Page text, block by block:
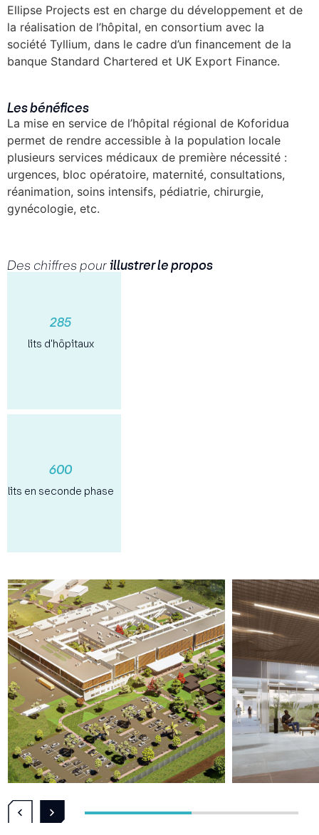
Ellipse Projects est en charge du développement et de
la réalisation de l’hôpital, en consortium avec la
société Tyllium, dans le cadre d’un financement de la
banque Standard Chartered et UK Export Finance.
Les bénéfices
La mise en service de l’hôpital régional de Koforidua
permet de rendre accessible à la population locale
plusieurs services médicaux de première nécessité :
urgences, bloc opératoire, maternité, consultations,
réanimation, soins intensifs, pédiatrie, chirurgie,
gynécologie, etc.
Des chiffres pourillustrer le propos
285
lits d'hôpitaux
600
lits en seconde phase